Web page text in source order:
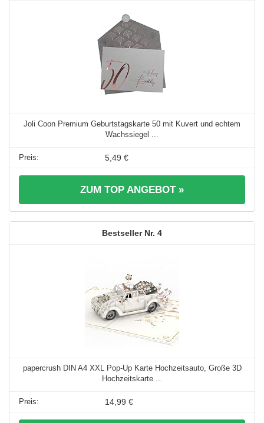
Joli Coon Premium Geburtstagskarte 50 mit Kuvert und echtem
Wachssiegel ...
5,49 €
ZUM TOP ANGEBOT »
4
papercrush DIN A4 XXL Pop-Up Karte Hochzeitsauto, Große 3D
Hochzeitskarte ...
14,99 €